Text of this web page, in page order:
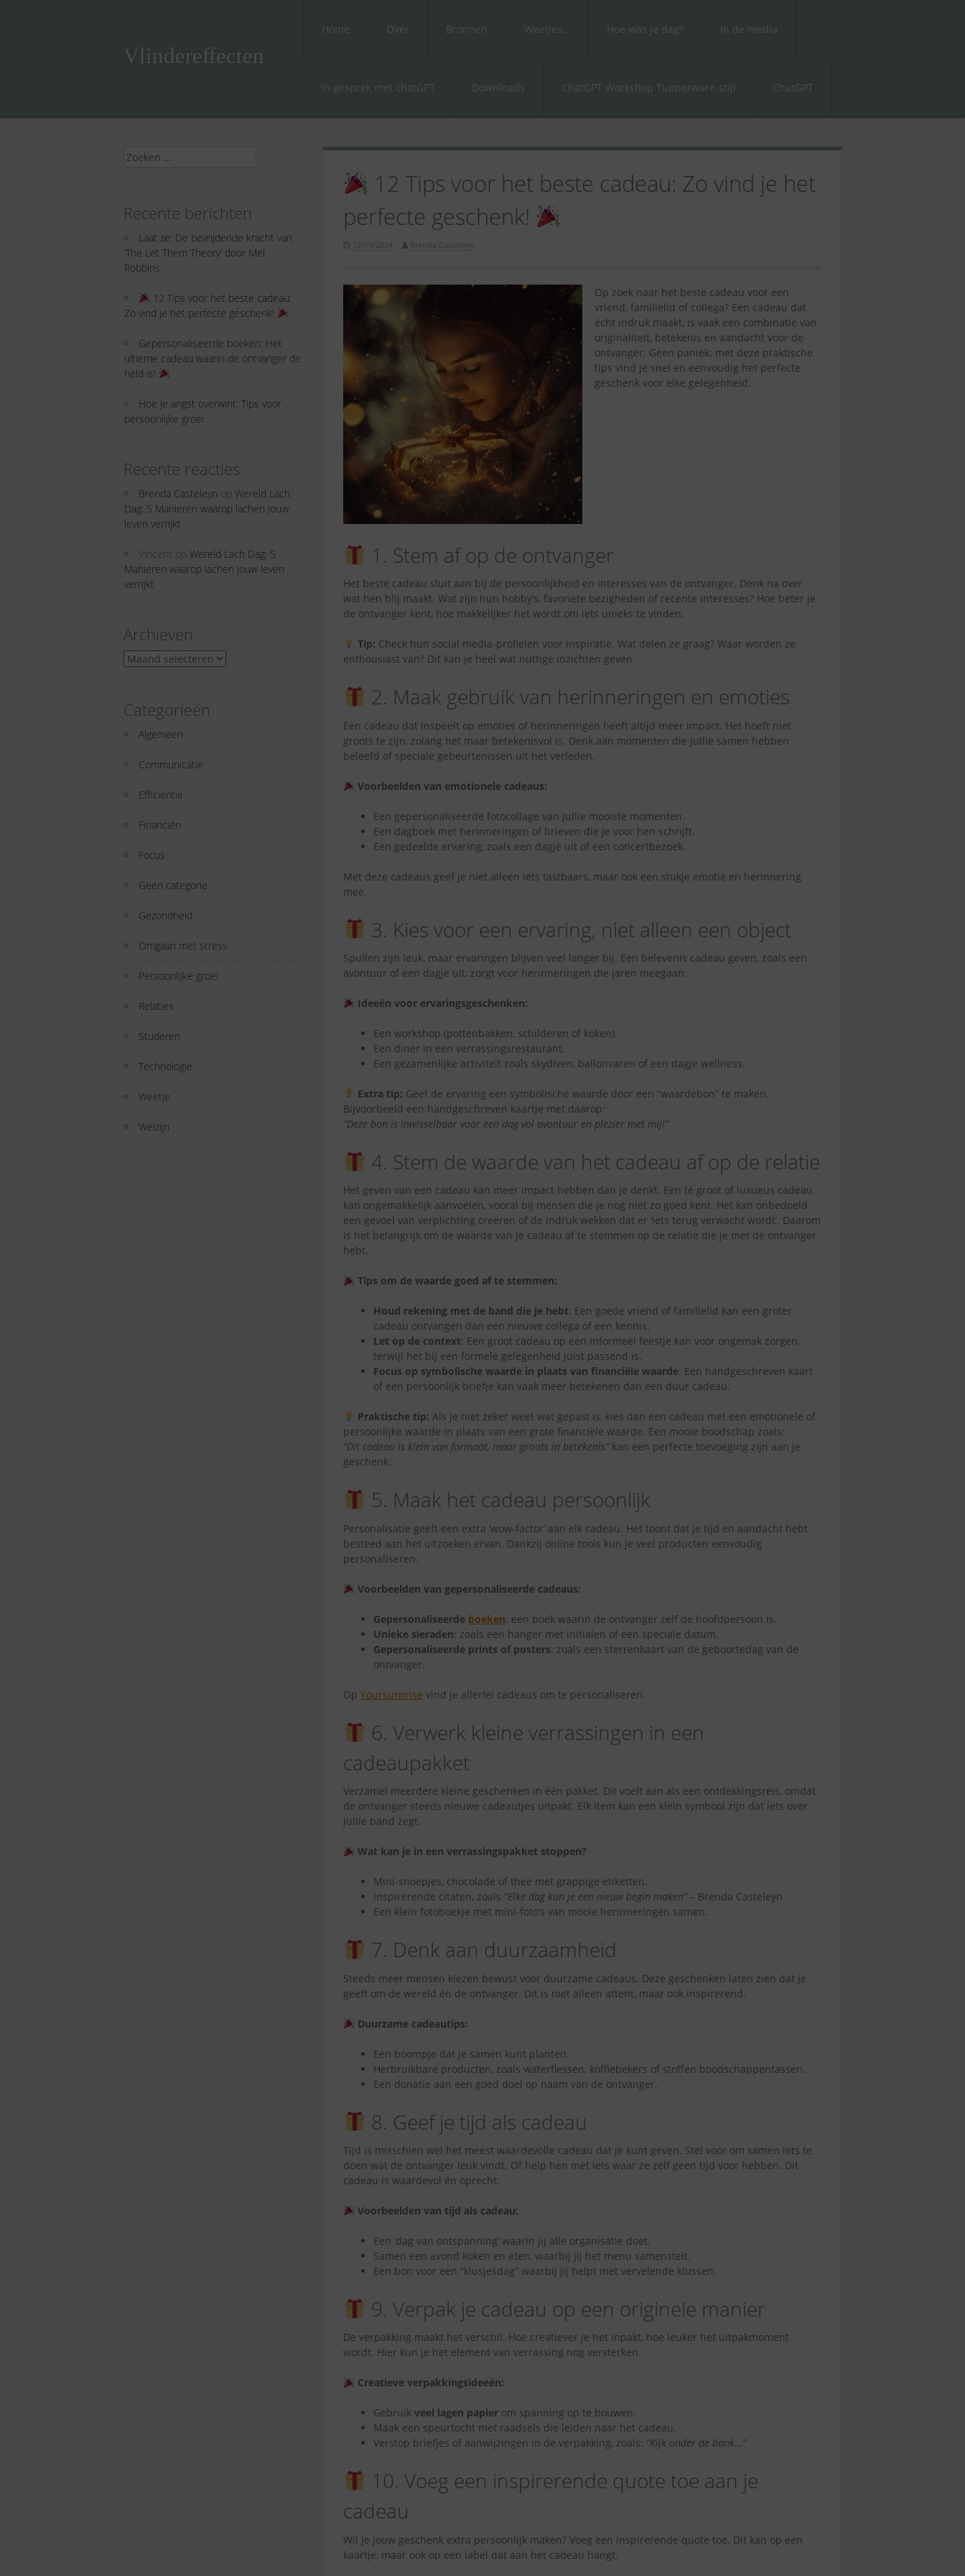
Vlindereffecten
Home Over Bronnen Weetjes… Hoe was je dag? In de media
In gesprek met chatGPT Downloads ChatGPT Workshop Tupperware-stijl ChatGPT
12 Tips voor het beste cadeau: Zo vind je het
perfecte geschenk!
12/16/2024 Brenda Casteleyn
Op zoek naar het beste cadeau voor een
vriend, familielid of collega? Een cadeau dat
écht indruk maakt, is vaak een combinatie van
originaliteit, betekenis en aandacht voor de
ontvanger. Geen paniek: met deze praktische
tips vind je snel en eenvoudig het perfecte
geschenk voor elke gelegenheid.
1. Stem af op de ontvanger
Het beste cadeau sluit aan bij de persoonlijkheid en interesses van de ontvanger. Denk na over
wat hen blij maakt. Wat zijn hun hobby’s, favoriete bezigheden of recente interesses? Hoe beter je
de ontvanger kent, hoe makkelijker het wordt om iets unieks te vinden.
Tip: Check hun social media-profielen voor inspiratie. Wat delen ze graag? Waar worden ze
enthousiast van? Dit kan je heel wat nuttige inzichten geven.
2. Maak gebruik van herinneringen en emoties
Een cadeau dat inspeelt op emoties of herinneringen heeft altijd meer impact. Het hoeft niet
groots te zijn, zolang het maar betekenisvol is. Denk aan momenten die jullie samen hebben
beleefd of speciale gebeurtenissen uit het verleden.
Voorbeelden van emotionele cadeaus:
Een gepersonaliseerde fotocollage van jullie mooiste momenten.
Een dagboek met herinneringen of brieven die je voor hen schrijft.
Een gedeelde ervaring, zoals een dagje uit of een concertbezoek.
Met deze cadeaus geef je niet alleen iets tastbaars, maar ook een stukje emotie en herinnering
mee.
3. Kies voor een ervaring, niet alleen een object
Spullen zijn leuk, maar ervaringen blijven veel langer bij. Een belevenis cadeau geven, zoals een
avontuur of een dagje uit, zorgt voor herinneringen die jaren meegaan.
Ideeën voor ervaringsgeschenken:
Een workshop (pottenbakken, schilderen of koken).
Een diner in een verrassingsrestaurant.
Een gezamenlijke activiteit zoals skydiven, ballonvaren of een dagje wellness.
Extra tip: Geef de ervaring een symbolische waarde door een “waardebon” te maken.
Bijvoorbeeld een handgeschreven kaartje met daarop:
“Deze bon is inwisselbaar voor een dag vol avontuur en plezier met mij!”
4. Stem de waarde van het cadeau af op de relatie
Het geven van een cadeau kan meer impact hebben dan je denkt. Een té groot of luxueus cadeau
kan ongemakkelijk aanvoelen, vooral bij mensen die je nog niet zo goed kent. Het kan onbedoeld
een gevoel van verplichting creëren of de indruk wekken dat er ‘iets terug verwacht wordt’. Daarom
is het belangrijk om de waarde van je cadeau af te stemmen op de relatie die je met de ontvanger
hebt.
Tips om de waarde goed af te stemmen:
Houd rekening met de band die je hebt: Een goede vriend of familielid kan een groter
cadeau ontvangen dan een nieuwe collega of een kennis.
Let op de context: Een groot cadeau op een informeel feestje kan voor ongemak zorgen,
terwijl het bij een formele gelegenheid juist passend is.
Focus op symbolische waarde in plaats van financiële waarde: Een handgeschreven kaart
of een persoonlijk briefje kan vaak meer betekenen dan een duur cadeau.
Praktische tip: Als je niet zeker weet wat gepast is, kies dan een cadeau met een emotionele of
persoonlijke waarde in plaats van een grote financiële waarde. Een mooie boodschap zoals:
“Dit cadeau is klein van formaat, maar groots in betekenis” kan een perfecte toevoeging zijn aan je
geschenk.
5. Maak het cadeau persoonlijk
Personalisatie geeft een extra ‘wow-factor’ aan elk cadeau. Het toont dat je tijd en aandacht hebt
besteed aan het uitzoeken ervan. Dankzij online tools kun je veel producten eenvoudig
personaliseren.
Voorbeelden van gepersonaliseerde cadeaus:
Gepersonaliseerde boeken: een boek waarin de ontvanger zelf de hoofdpersoon is.
Unieke sieraden: zoals een hanger met initialen of een speciale datum.
Gepersonaliseerde prints of posters: zoals een sterrenkaart van de geboortedag van de
ontvanger.
Op Yoursurprise vind je allerlei cadeaus om te personaliseren.
6. Verwerk kleine verrassingen in een
cadeaupakket
Verzamel meerdere kleine geschenken in één pakket. Dit voelt aan als een ontdekkingsreis, omdat
de ontvanger steeds nieuwe cadeautjes uitpakt. Elk item kan een klein symbool zijn dat iets over
jullie band zegt.
Wat kan je in een verrassingspakket stoppen?
Mini-snoepjes, chocolade of thee met grappige etiketten.
Inspirerende citaten, zoals “Elke dag kun je een nieuw begin maken”– Brenda Casteleyn.
Een klein fotoboekje met mini-foto’s van mooie herinneringen samen.
7. Denk aan duurzaamheid
Steeds meer mensen kiezen bewust voor duurzame cadeaus. Deze geschenken laten zien dat je
geeft om de wereld én de ontvanger. Dit is niet alleen attent, maar ook inspirerend.
Duurzame cadeautips:
Een boompje dat je samen kunt planten.
Herbruikbare producten, zoals waterflessen, koffiebekers of stoffen boodschappentassen.
Een donatie aan een goed doel op naam van de ontvanger.
8. Geef je tijd als cadeau
Tijd is misschien wel het meest waardevolle cadeau dat je kunt geven. Stel voor om samen iets te
doen wat de ontvanger leuk vindt. Of help hen met iets waar ze zelf geen tijd voor hebben. Dit
cadeau is waardevol én oprecht.
Voorbeelden van tijd als cadeau:
Een ‘dag van ontspanning’ waarin jij alle organisatie doet.
Samen een avond koken en eten, waarbij jij het menu samenstelt.
Een bon voor een “klusjesdag” waarbij jij helpt met vervelende klussen.
9. Verpak je cadeau op een originele manier
De verpakking maakt het verschil. Hoe creatiever je het inpakt, hoe leuker het uitpakmoment
wordt. Hier kun je het element van verrassing nog versterken.
Creatieve verpakkingsideeën:
Gebruik veel lagen papier om spanning op te bouwen.
Maak een speurtocht met raadsels die leiden naar het cadeau.
Verstop briefjes of aanwijzingen in de verpakking, zoals: “Kijk onder de bank…”
10. Voeg een inspirerende quote toe aan je
cadeau
Wil je jouw geschenk extra persoonlijk maken? Voeg een inspirerende quote toe. Dit kan op een
kaartje, maar ook op een label dat aan het cadeau hangt.
Zoeken
Recente berichten
Laat ze: De bevrijdende kracht van
‘The Let Them Theory’ door Mel
Robbins
12 Tips voor het beste cadeau:
Zo vind je het perfecte geschenk!
Gepersonaliseerde boeken: Het
ultieme cadeau waarin de ontvanger de
held is!
Hoe je angst overwint: Tips voor
persoonlijke groei
Recente reacties
Brenda Casteleyn op Wereld Lach
Dag: 5 Manieren waarop lachen jouw
leven verrijkt
Vincent op Wereld Lach Dag: 5
Manieren waarop lachen jouw leven
verrijkt
Archieven
Archieven
Categorieën
Algemeen
Communicatie
Efficiëntie
Financiën
Focus
Geen categorie
Gezondheid
Omgaan met stress
Persoonlijke groei
Relaties
Studeren
Technologie
Weetje
Welzijn